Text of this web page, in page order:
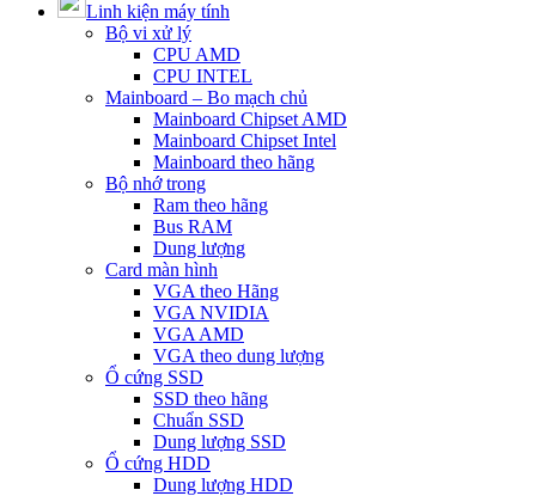
Linh kiện máy tính
Bộ vi xử lý
CPU AMD
CPU INTEL
Mainboard – Bo mạch chủ
Mainboard Chipset AMD
Mainboard Chipset Intel
Mainboard theo hãng
Bộ nhớ trong
Ram theo hãng
Bus RAM
Dung lượng
Card màn hình
VGA theo Hãng
VGA NVIDIA
VGA AMD
VGA theo dung lượng
Ổ cứng SSD
SSD theo hãng
Chuẩn SSD
Dung lượng SSD
Ổ cứng HDD
Dung lượng HDD